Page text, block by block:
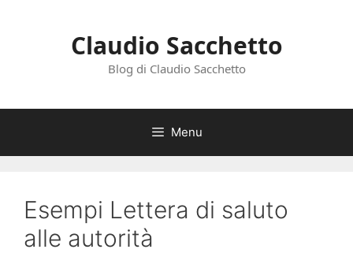
Claudio Sacchetto
Blog di Claudio Sacchetto
Menu
Esempi Lettera di saluto
alle autorità